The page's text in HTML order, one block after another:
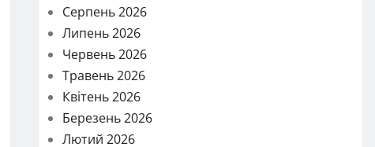
Серпень 2026
Липень 2026
Червень 2026
Травень 2026
Квітень 2026
Березень 2026
Лютий 2026